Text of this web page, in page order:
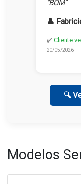
“BOM”
👤
✔️ Cliente
20/05/2026
🔍
Modelos